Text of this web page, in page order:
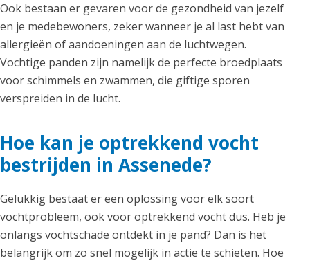
Ook bestaan er gevaren voor de gezondheid van jezelf
en je medebewoners, zeker wanneer je al last hebt van
allergieën of aandoeningen aan de luchtwegen.
Vochtige panden zijn namelijk de perfecte broedplaats
voor schimmels en zwammen, die giftige sporen
verspreiden in de lucht.
Hoe kan je optrekkend vocht
bestrijden in Assenede?
Gelukkig bestaat er een oplossing voor elk soort
vochtprobleem, ook voor optrekkend vocht dus. Heb je
onlangs vochtschade ontdekt in je pand? Dan is het
belangrijk om zo snel mogelijk in actie te schieten. Hoe